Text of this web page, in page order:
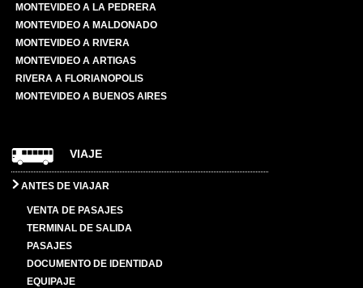
MONTEVIDEO A LA PEDRERA
MONTEVIDEO A MALDONADO
MONTEVIDEO A RIVERA
MONTEVIDEO A ARTIGAS
RIVERA A FLORIANOPOLIS
MONTEVIDEO A BUENOS AIRES
VIAJE
ANTES DE VIAJAR
VENTA DE PASAJES
TERMINAL DE SALIDA
PASAJES
DOCUMENTO DE IDENTIDAD
EQUIPAJE